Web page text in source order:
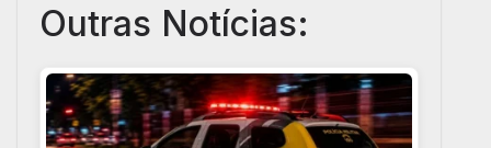
Outras Notícias: